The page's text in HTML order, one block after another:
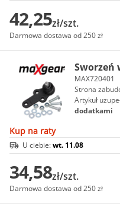
42,25zł/szt.
Darmowa dostawa od 250 zł
Sworzeń
MAX720401
Strona
Artykuł
dodatkami
Kup na raty
U ciebie:wt. 11.08
34,58zł/szt.
Darmowa dostawa od 250 zł